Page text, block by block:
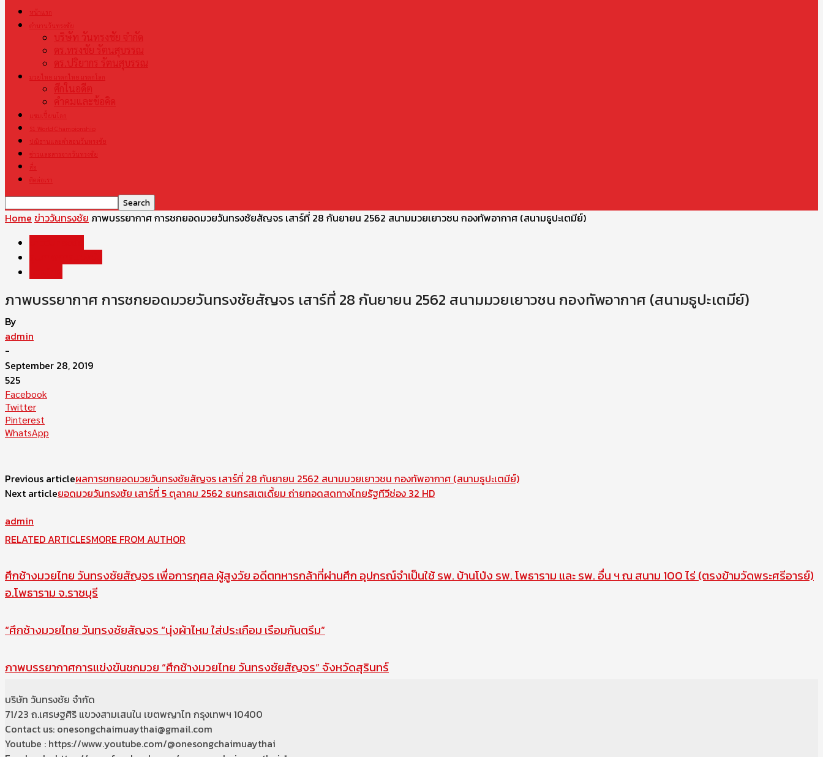
หน้าแรก
ตำนานวันทรงชัย
บริษัท วันทรงชัย จำกัด
ดร.ทรงชัย รัตนสุบรรณ
ดร.ปริยากร รัตนสุบรรณ
มวยไทย มรดกไทย มรดกโลก
ศึกในอดีต
คำคมและข้อคิด
แชมเปี้ยนโลก
S1 World Championship
ปณิธานและคำสอนวันทรงชัย
ข่าวและสารจากวันทรงชัย
สื่อ
ติดต่อเรา
Home ข่าววันทรงชัย ภาพบรรยากาศ การชกยอดมวยวันทรงชัยสัญจร เสาร์ที่ 28 กันยายน 2562 สนามมวยเยาวชน กองทัพอากาศ (สนามธูปะเตมีย์)
ภาพบรรยากาศ การชกยอดมวยวันทรงชัยสัญจร เสาร์ที่ 28 กันยายน 2562 สนามมวยเยาวชน กองทัพอากาศ (สนามธูปะเตมีย์)
By
admin
-
September 28, 2019
525
Facebook
Twitter
Pinterest
WhatsApp
Previous articleผลการชกยอดมวยวันทรงชัยสัญจร เสาร์ที่ 28 กันยายน 2562 สนามมวยเยาวชน กองทัพอากาศ (สนามธูปะเตมีย์)
Next articleยอดมวยวันทรงชัย เสาร์ที่ 5 ตุลาคม 2562 ธนกรสเตเดี้ยม ถ่ายทอดสดทางไทยรัฐทีวีช่อง 32 HD
admin
RELATED ARTICLESMORE FROM AUTHOR
ศึกช้างมวยไทย วันทรงชัยสัญจร เพื่อการกุศล ผู้สูงวัย อดีตทหารกล้าที่ผ่านศึก อุปกรณ์จำเป็นใช้ รพ. บ้านโป่ง รพ. โพธาราม และ รพ. อื่น ฯ ณ สนาม 100 ไร่ (ตรงข้ามวัดพระศรีอารย์)
อ.โพธาราม จ.ราชบุรี
“ศึกช้างมวยไทย วันทรงชัยสัญจร “นุ่งผ้าไหม ใส่ประเกือม เรือมกันตรึม”
ภาพบรรยากาศการแข่งขันชกมวย “ศึกช้างมวยไทย วันทรงชัยสัญจร” จังหวัดสุรินทร์
บริษัท วันทรงชัย จำกัด
71/23 ถ.เศรษฐศิริ แขวงสามเสนใน เขตพญาไท กรุงเทพฯ 10400
Contact us: onesongchaimuaythai@gmail.com
Youtube : https://www.youtube.com/@onesongchaimuaythai